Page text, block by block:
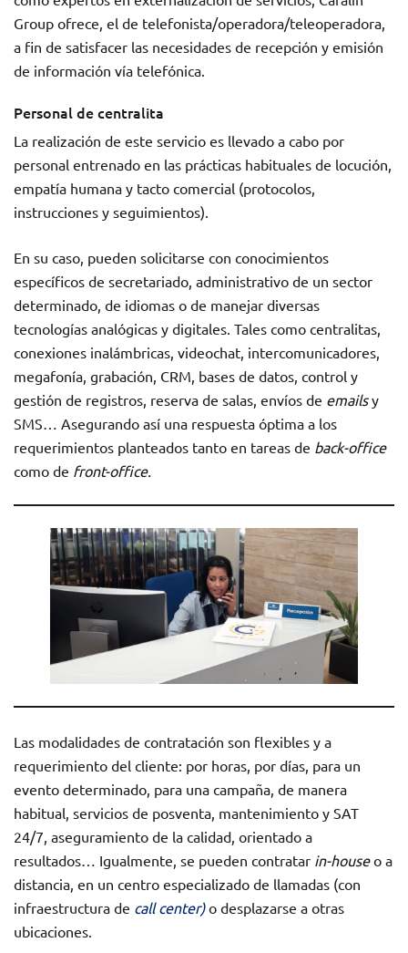
Group ofrece, el de telefonista/operadora/teleoperadora,
a fin de satisfacer las necesidades de recepción y emisión
de información vía telefónica.
Personal de centralita
La realización de este servicio es llevado a cabo por
personal entrenado en las prácticas habituales de locución,
empatía humana y tacto comercial (protocolos,
instrucciones y seguimientos).
En su caso, pueden solicitarse con conocimientos
específicos de secretariado, administrativo de un sector
determinado, de idiomas o de manejar diversas
tecnologías analógicas y digitales. Tales como centralitas,
conexiones inalámbricas, videochat, intercomunicadores,
megafonía, grabación, CRM, bases de datos, control y
gestión de registros, reserva de salas, envíos de emailsy
SMS… Asegurando así una respuesta óptima a los
requerimientos planteados tanto en tareas de back-office
como de front-office.
Las modalidades de contratación son flexibles y a
requerimiento del cliente: por horas, por días, para un
evento determinado, para una campaña, de manera
habitual, servicios de posventa, mantenimiento y SAT
24/7, aseguramiento de la calidad, orientado a
resultados… Igualmente, se pueden contratar in-houseo a
distancia, en un centro especializado de llamadas (con
infraestructura de call center) o desplazarse a otras
ubicaciones.